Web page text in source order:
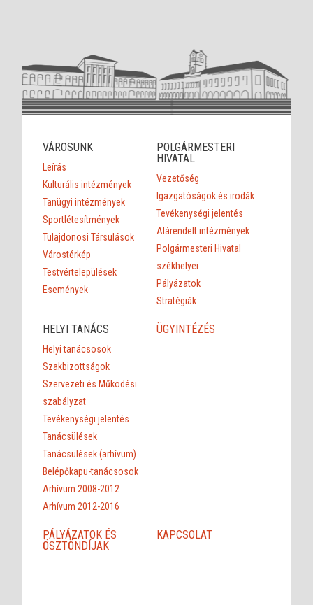
VÁROSUNK
Leírás
Kulturális intézmények
Tanügyi intézmények
Sportlétesítmények
Tulajdonosi Társulások
Várostérkép
Testvértelepülések
Események
POLGÁRMESTERI
HIVATAL
Vezetőség
Igazgatóságok és irodák
Tevékenységi jelentés
Alárendelt intézmények
Polgármesteri Hivatal
székhelyei
Pályázatok
Stratégiák
HELYI TANÁCS
Helyi tanácsosok
Szakbizottságok
Szervezeti és Működési
szabályzat
Tevékenységi jelentés
Tanácsülések
Tanácsülések (arhívum)
Belépőkapu-tanácsosok
Arhívum 2008-2012
Arhívum 2012-2016
ÜGYINTÉZÉS
PÁLYÁZATOK ÉS
ÖSZTÖNDÍJAK
KAPCSOLAT